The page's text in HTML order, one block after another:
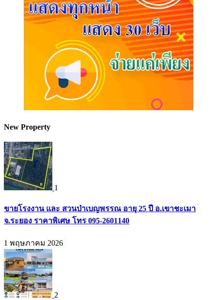
New Property
1
ขายโรงงาน และ สวนป่าเบญพรรณ อายุ 25 ปี อ.เขาชะเมา
จ.ระยอง ราคาพิเศษ โทร 095-2601140
1 พฤษภาคม 2026
2